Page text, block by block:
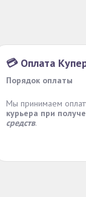
💳 Оплата
Порядок оплаты
Мы принимаем
курьера при
средств.